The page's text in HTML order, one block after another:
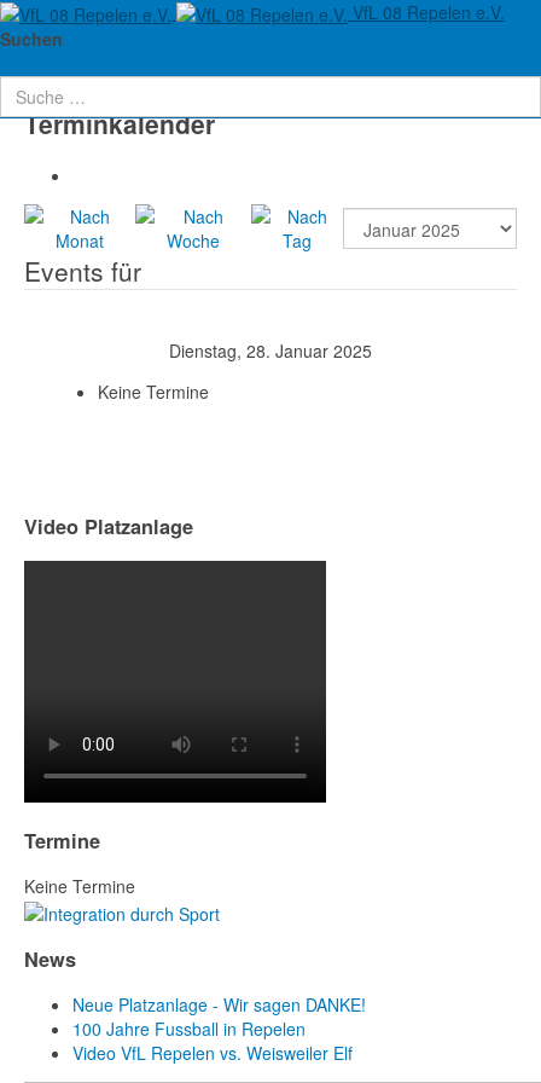
VfL 08 Repelen e.V.
Suchen
Aktuelle Seite:
Terminkalender
Events für
Dienstag, 28. Januar 2025
Keine Termine
Video Platzanlage
Termine
Keine Termine
News
Neue Platzanlage - Wir sagen DANKE!
100 Jahre Fussball in Repelen
Video VfL Repelen vs. Weisweiler Elf